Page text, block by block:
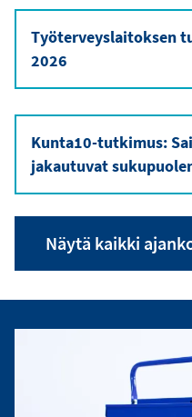
Työterveyslaitoksen
2026
Kunta10-tutkimus:
jakautuvat
Näytä kaikki